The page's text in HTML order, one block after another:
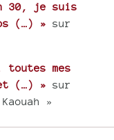
30, je suis
(…) » sur
toutes mes
et (…) » sur
»